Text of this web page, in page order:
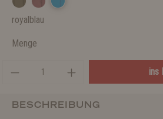
royalblau
Menge
ins
BESCHREIBUNG